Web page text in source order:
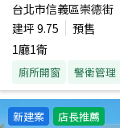
台北市信義區崇德街
建坪 9.75
預售
1廳1衛
廁所開窗 警衛管理
新建案 店長推薦